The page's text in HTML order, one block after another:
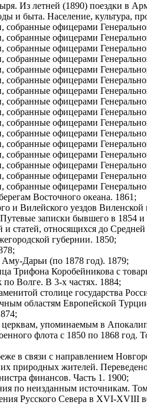
Из летней (1890) поездки в
и быта. Население, культура,
офицерами
собранные офицерами
офицерами
офицерами
офицерами
офицерами
офицерами
офицерами
офицерами
офицерами
собранные офицерами
собранные офицерами
офицерами
офицерами
собранные офицерами
офицерами
Восточного океана. 1861;
и Вилейского уездов Виленской
записки бывшего в 1854
статей, относящихся до
губернии. 1850;
Дарьи (по 1878 год). 1879;
Трифона Коробейникова с
Волге. В 3-х частях. 1884;
столице государства
областям Европейской
упоминаемым в
флота с 1850 по 1868 год.
в связи с направлением
природных жителей.
финансов. Часть 1. 1900;
по неизданным источникам.
Русского Севера в XVI-XVIII